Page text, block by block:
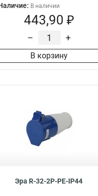
В наличии
443,90 ₽
– +
В корзину
Эра R-32-2P-PE-IP44